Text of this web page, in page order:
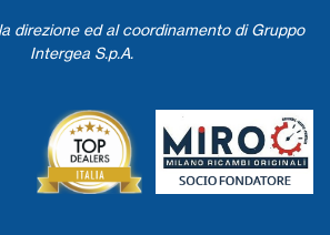
direzione ed al coordinamento di Gruppo
Intergea S.p.A.